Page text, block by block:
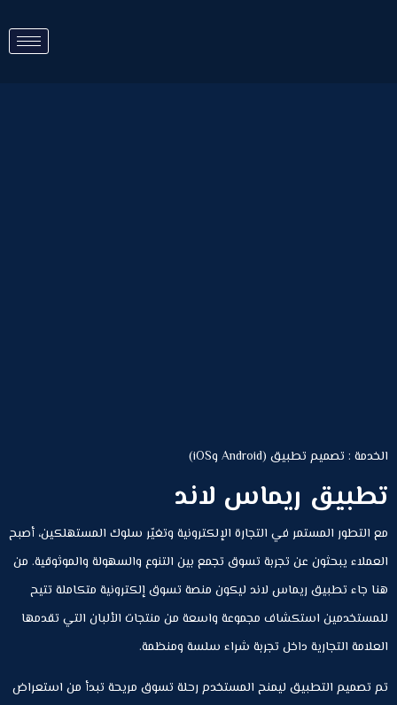
الخدمة : تصميم تطبيق (Android وiOS)
تطبيق ريماس لاند
مع التطور المستمر في التجارة الإلكترونية وتغيّر سلوك المستهلكين، أصبح
العملاء يبحثون عن تجربة تسوق تجمع بين التنوع والسهولة والموثوقية. من
هنا جاء تطبيق ريماس لاند ليكون منصة تسوق إلكترونية متكاملة تتيح
للمستخدمين استكشاف مجموعة واسعة من منتجات الألبان التي تقدمها
العلامة التجارية داخل تجربة شراء سلسة ومنظمة.
تم تصميم التطبيق ليمنح المستخدم رحلة تسوق مريحة تبدأ من استعراض